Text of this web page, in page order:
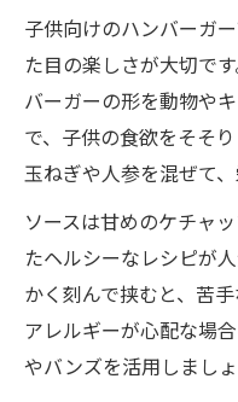
子供向けのハンバーガ
た目の楽しさが大切で
バーガーの形を動物や
で、子供の食欲をそそ
玉ねぎや人参を混ぜて
ソースは甘めのケチャ
たヘルシーなレシピが
かく刻んで挟むと、苦
アレルギーが心配な場
やバンズを活用しましょ